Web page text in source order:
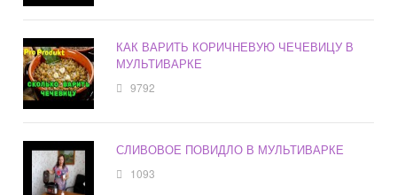
КАК ВАРИТЬ КОРИЧНЕВУЮ ЧЕЧЕВИЦУ В
МУЛЬТИВАРКЕ
9792
СЛИВОВОЕ ПОВИДЛО В МУЛЬТИВАРКЕ
1093